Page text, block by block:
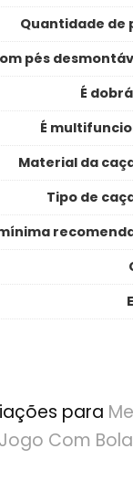
Quantidade de
pés
É
É
Material da
Tipo de
para
Com